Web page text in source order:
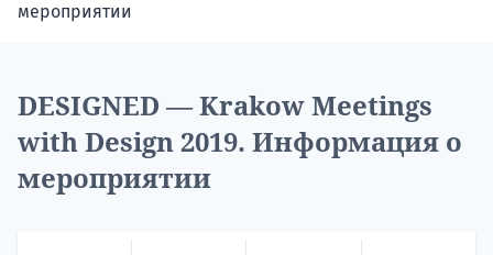
мероприятии
DESIGNED — Krakow Meetings
with Design 2019. Информация о
мероприятии